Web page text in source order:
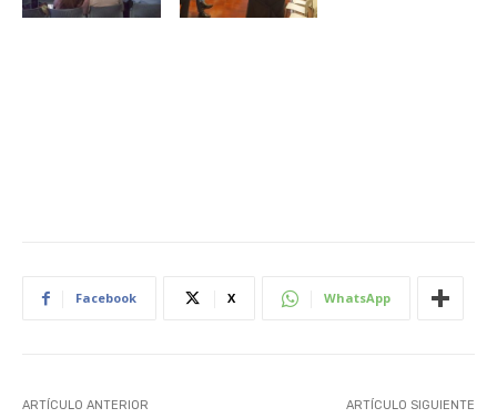
Facebook X WhatsApp
ARTÍCULO ANTERIOR ARTÍCULO SIGUIENTE